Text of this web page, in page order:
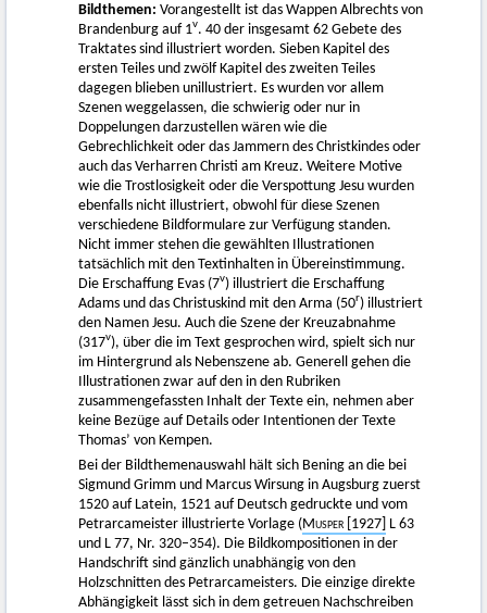
Bildthemen: Vorangestellt ist das Wappen Albrechts von
Brandenburg auf 1v. 40 der insgesamt 62 Gebete des
Traktates sind illustriert worden. Sieben Kapitel des
ersten Teiles und zwölf Kapitel des zweiten Teiles
dagegen blieben unillustriert. Es wurden vor allem
Szenen weggelassen, die schwierig oder nur in
Doppelungen darzustellen wären wie die
Gebrechlichkeit oder das Jammern des Christkindes oder
auch das Verharren Christi am Kreuz. Weitere Motive
wie die Trostlosigkeit oder die Verspottung Jesu wurden
ebenfalls nicht illustriert, obwohl für diese Szenen
verschiedene Bildformulare zur Verfügung standen.
Nicht immer stehen die gewählten Illustrationen
tatsächlich mit den Textinhalten in Übereinstimmung.
Die Erschaffung Evas (7v) illustriert die Erschaffung
Adams und das Christuskind mit den Arma (50r) illustriert
den Namen Jesu. Auch die Szene der Kreuzabnahme
(317v), über die im Text gesprochen wird, spielt sich nur
im Hintergrund als Nebenszene ab. Generell gehen die
Illustrationen zwar auf den in den Rubriken
zusammengefassten Inhalt der Texte ein, nehmen aber
keine Bezüge auf Details oder Intentionen der Texte
Thomas’ von Kempen.
Bei der Bildthemenauswahl hält sich Bening an die bei
Sigmund Grimm und Marcus Wirsung in Augsburg zuerst
1520 auf Latein, 1521 auf Deutsch gedruckte und vom
Petrarcameister illustrierte Vorlage (Musper [1927] L 63
und L 77, Nr. 320–354). Die Bildkompositionen in der
Handschrift sind gänzlich unabhängig von den
Holzschnitten des Petrarcameisters. Die einzige direkte
Abhängigkeit lässt sich in dem getreuen Nachschreiben